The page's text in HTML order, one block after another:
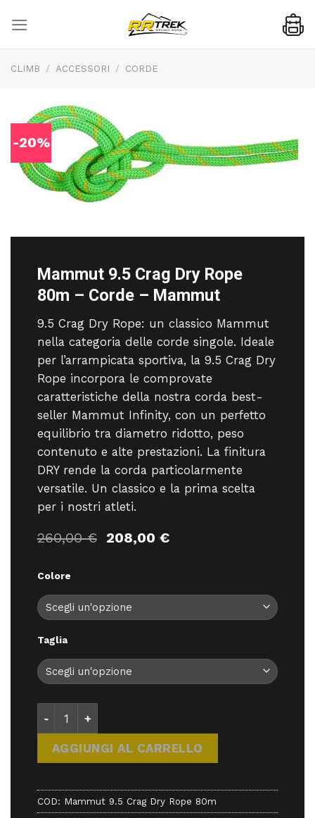
content
CLIMB / ACCESSORI / CORDE
-20%
Mammut 9.5 Crag Dry Rope
80m – Corde – Mammut
9.5 Crag Dry Rope: un classico Mammut
nella categoria delle corde singole. Ideale
per l’arrampicata sportiva, la 9.5 Crag Dry
Rope incorpora le comprovate
caratteristiche della nostra corda best-
seller Mammut Infinity, con un perfetto
equilibrio tra diametro ridotto, peso
contenuto e alte prestazioni. La finitura
DRY rende la corda particolarmente
versatile. Un classico e la prima scelta
per i nostri atleti.
260,00€ Il
260,00 €.
208,00 €Il
208,00 €.
Colore
Taglia
AGGIUNGI AL CARRELLO
COD: Mammut 9.5 Crag Dry Rope 80m